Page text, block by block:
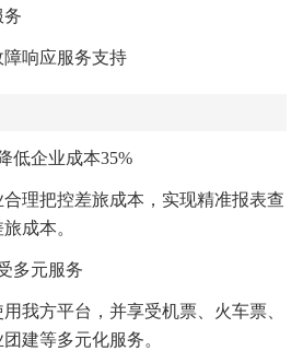
务
响应服务支持
低企业成本35%
理把控差旅成本，实现精准报表查
成本。
多元服务
我方平台，并享受机票、火车票、
建等多元化服务。